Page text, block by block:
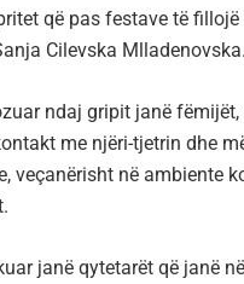
që pas festave të
Cilevska Mlladenovska.
ndaj gripit janë
me njëri-tjetrin dhe
veçanërisht në ambiente
janë qytetarët që janë